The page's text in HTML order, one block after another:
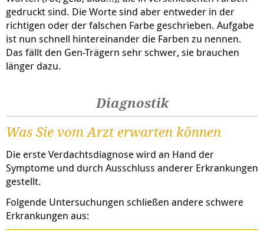
gedruckt sind. Die Worte sind aber entweder in der
richtigen oder der falschen Farbe geschrieben. Aufgabe
ist nun schnell hintereinander die Farben zu nennen.
Das fällt den Gen-Trägern sehr schwer, sie brauchen
länger dazu.
Diagnostik
Was Sie vom Arzt erwarten können
Die erste Verdachtsdiagnose wird an Hand der
Symptome und durch Ausschluss anderer Erkrankungen
gestellt.
Folgende Untersuchungen schließen andere schwere
Erkrankungen aus: